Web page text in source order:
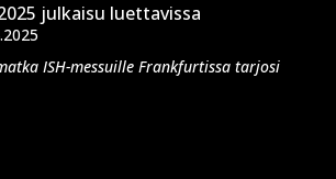
julkaisu luettavissa
ISH-messuille Frankfurtissa tarjosi